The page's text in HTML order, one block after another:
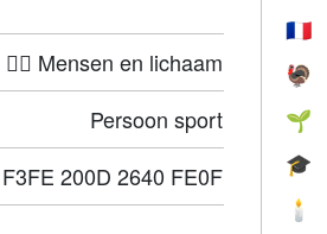
🤦‍♀️ Mensen en lichaam
Persoon sport
200D 2640 FE0F
🇫🇷
🦃
🌱
🎓
🕯